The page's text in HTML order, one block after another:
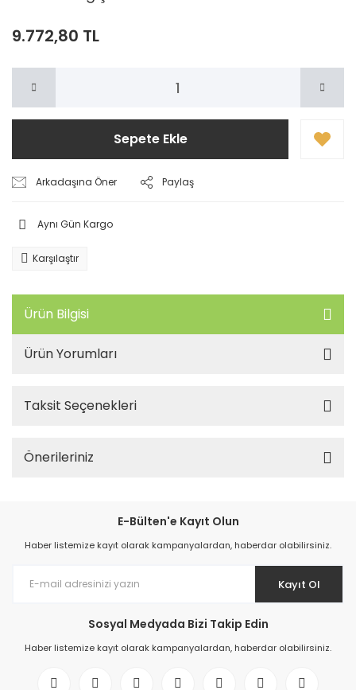
9.772,80 TL
Sepete Ekle
Arkadaşına Öner Paylaş
Aynı Gün Kargo
Karşılaştır
Ürün Bilgisi
Ürün Yorumları
Taksit Seçenekleri
Önerileriniz
E-Bülten'e Kayıt Olun
Haber listemize kayıt olarak kampanyalardan, haberdar olabilirsiniz.
Kayıt Ol
Sosyal Medyada Bizi Takip Edin
Haber listemize kayıt olarak kampanyalardan, haberdar olabilirsiniz.